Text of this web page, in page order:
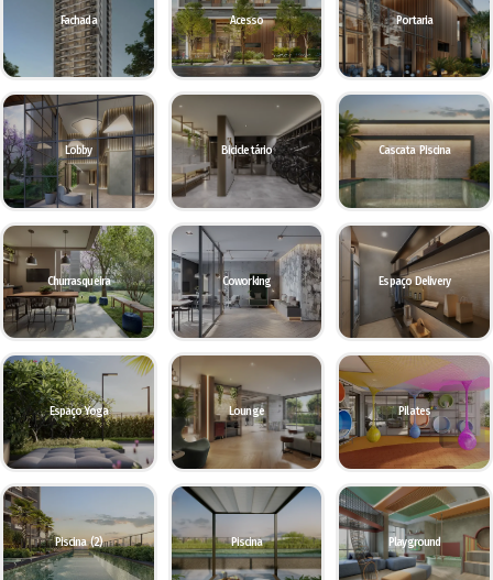
Fachada Acesso Portaria
Lobby Bicicletário Cascata Piscina
Churrasqueira Coworking Espaço Delivery
Espaço Yoga Lounge Pilates
Piscina (2) Piscina Playground